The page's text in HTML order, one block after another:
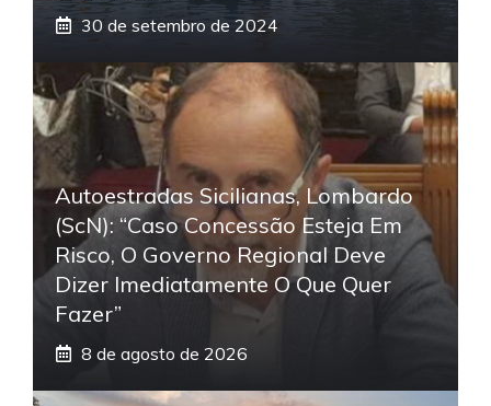
30 de setembro de 2024
Autoestradas Sicilianas, Lombardo
(ScN): “Caso Concessão Esteja Em
Risco, O Governo Regional Deve
Dizer Imediatamente O Que Quer
Fazer”
8 de agosto de 2026